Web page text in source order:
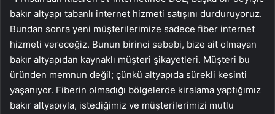
bakır altyapı tabanlı internet hizmeti satışını durduruyoruz.
Bundan sonra yeni müşterilerimize sadece fiber internet
hizmeti vereceğiz. Bunun birinci sebebi, bize ait olmayan
bakır altyapıdan kaynaklı müşteri şikayetleri. Müşteri bu
üründen memnun değil; çünkü altyapıda sürekli kesinti
yaşanıyor. Fiberin olmadığı bölgelerde kiralama yaptığımız
bakır altyapıyla, istediğimiz ve müşterilerimizi mutlu